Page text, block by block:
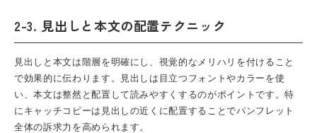
2-3. 見出しと本文の配置テクニック
見出しと本文は階層を明確にし、視覚的なメリハリを付けること
で効果的に伝わります。見出しは目立つフォントやカラーを使
い、本文は整然と配置して読みやすくするのがポイントです。特
にキャッチコピーは見出しの近くに配置することでパンフレット
全体の訴求力を高められます。